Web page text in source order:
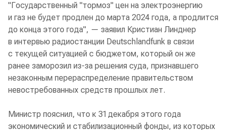
"Государственный "тормоз" цен на электроэнергию
и газ не будет продлен до марта 2024 года, а продлится
до конца этого года", — заявил Кристиан Линднер
в интервью радиостанции Deutschlandfunk в связи
с текущей ситуацией с бюджетом, который он же
ранее заморозил из-за решения суда, признавшего
незаконным перераспределение правительством
невостребованных средств прошлых лет.
Министр пояснил, что к 31 декабря этого года
экономический и стабилизационный фонды, из которых